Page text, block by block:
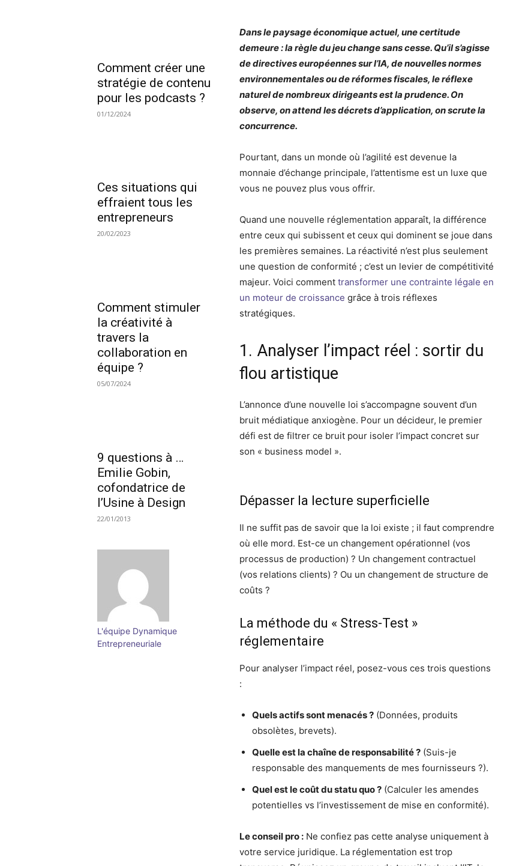
Comment créer une
stratégie de contenu
pour les podcasts ?
01/12/2024
Ces situations qui
effraient tous les
entrepreneurs
20/02/2023
Comment stimuler
la créativité à
travers la
collaboration en
équipe ?
05/07/2024
9 questions à …
Emilie Gobin,
cofondatrice de
l’Usine à Design
22/01/2013
L'équipe Dynamique
Entrepreneuriale
Dans le paysage économique actuel, une certitude
demeure : la règle du jeu change sans cesse. Qu’il s’agisse
de directives européennes sur l’IA, de nouvelles normes
environnementales ou de réformes fiscales, le réflexe
naturel de nombreux dirigeants est la prudence. On
observe, on attend les décrets d’application, on scrute la
concurrence.
Pourtant, dans un monde où l’agilité est devenue la
monnaie d’échange principale, l’attentisme est un luxe que
vous ne pouvez plus vous offrir.
Quand une nouvelle réglementation apparaît, la différence
entre ceux qui subissent et ceux qui dominent se joue dans
les premières semaines. La réactivité n’est plus seulement
une question de conformité ; c’est un levier de compétitivité
majeur. Voici commenttransformer une contrainte légale en
un moteur de croissancegrâce à trois réflexes
stratégiques.
1. Analyser l’impact réel : sortir du
flou artistique
L’annonce d’une nouvelle loi s’accompagne souvent d’un
bruit médiatique anxiogène. Pour un décideur, le premier
défi est de filtrer ce bruit pour isoler l’impact concret sur
son « business model ».
Dépasser la lecture superficielle
Il ne suffit pas de savoir que la loi existe ; il faut comprendre
où elle mord. Est-ce un changement opérationnel (vos
processus de production) ? Un changement contractuel
(vos relations clients) ? Ou un changement de structure de
coûts ?
La méthode du « Stress-Test »
réglementaire
Pour analyser l’impact réel, posez-vous ces trois questions
:
Quels actifs sont menacés ? (Données, produits
obsolètes, brevets).
Quelle est la chaîne de responsabilité ? (Suis-je
responsable des manquements de mes fournisseurs ?).
Quel est le coût du statu quo ? (Calculer les amendes
potentielles vs l’investissement de mise en conformité).
Le conseil pro : Ne confiez pas cette analyse uniquement à
votre service juridique. La réglementation est trop